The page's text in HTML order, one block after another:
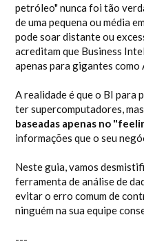
petróleo" nunca foi tão
de uma pequena ou média
pode soar distante ou
acreditam que Business
apenas para gigantes como
A realidade é que o BI para
ter supercomputadores,
baseadas apenas no
informações que o seu
Neste guia, vamos
ferramenta de análise de
evitar o erro comum de
ninguém na sua equipe
---